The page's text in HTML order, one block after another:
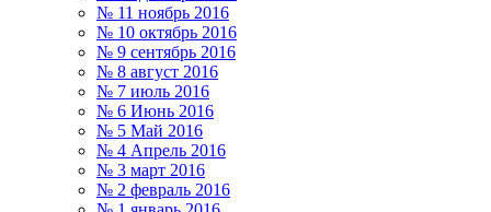
№ 11 ноябрь 2016
№ 10 октябрь 2016
№ 9 сентябрь 2016
№ 8 август 2016
№ 7 июль 2016
№ 6 Июнь 2016
№ 5 Май 2016
№ 4 Апрель 2016
№ 3 март 2016
№ 2 февраль 2016